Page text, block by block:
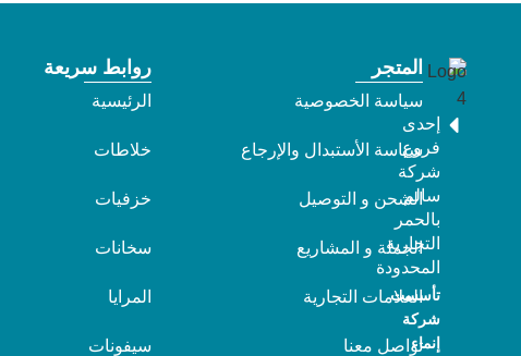
إحدى
فروع
شركة
سالم
بالحمر
التجارية
المحدودة
تأسست
شركة
إنماء
المتجر
سياسة الخصوصية
سياسة الأستبدال والإرجاع
الشحن و التوصيل
الجملة و المشاريع
العلامات التجارية
تواصل معنا
روابط سريعة
الرئيسية
خلاطات
خزفيات
سخانات
المرايا
سيفونات